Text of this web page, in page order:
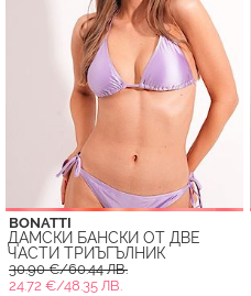
BONATTI
ДАМСКИ БАНСКИ ОТ ДВЕ
ЧАСТИ ТРИЪГЪЛНИК
30.90 €/60.44 ЛВ.
24.72 €/48.35 ЛВ.